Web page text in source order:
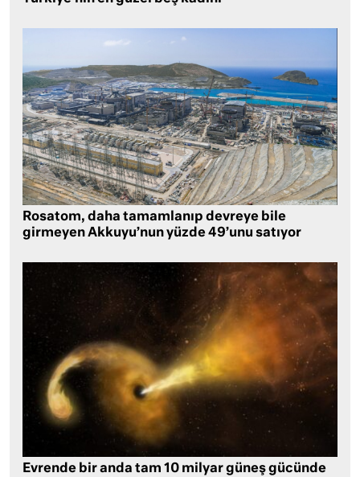
Rosatom, daha tamamlanıp devreye bile
girmeyen Akkuyu’nun yüzde 49’unu satıyor
Evrende bir anda tam 10 milyar güneş gücünde